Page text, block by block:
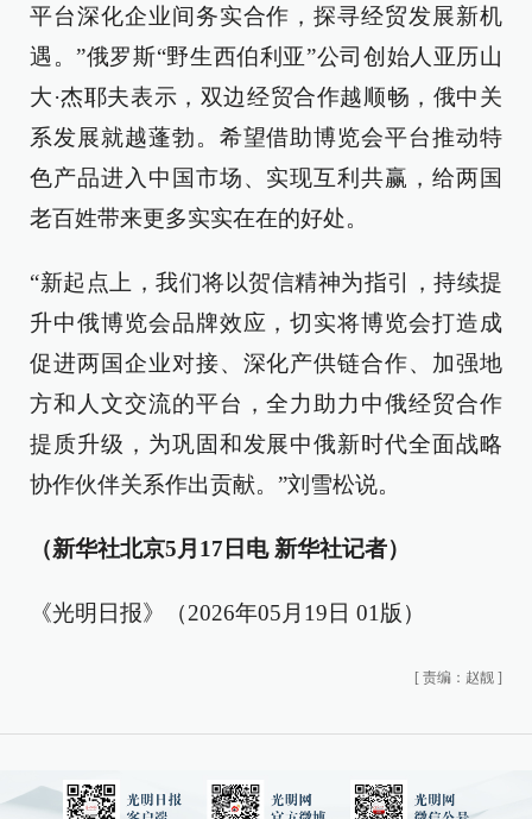
平台深化企业间务实合作，探寻经贸发展新机
遇。”俄罗斯“野生西伯利亚”公司创始人亚历山
大·杰耶夫表示，双边经贸合作越顺畅，俄中关
系发展就越蓬勃。希望借助博览会平台推动特
色产品进入中国市场、实现互利共赢，给两国
老百姓带来更多实实在在的好处。
“新起点上，我们将以贺信精神为指引，持续提
升中俄博览会品牌效应，切实将博览会打造成
促进两国企业对接、深化产供链合作、加强地
方和人文交流的平台，全力助力中俄经贸合作
提质升级，为巩固和发展中俄新时代全面战略
协作伙伴关系作出贡献。”刘雪松说。
（新华社北京5月17日电 新华社记者）
《光明日报》（2026年05月19日 01版）
[ 责编：赵靓 ]